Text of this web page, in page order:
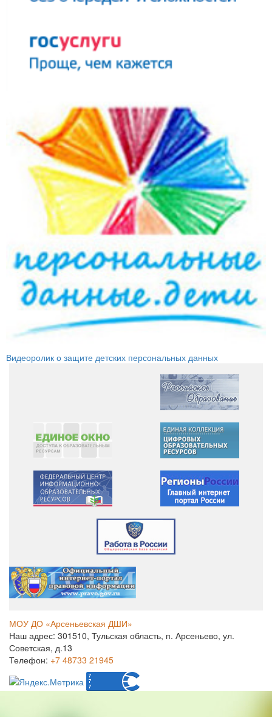
Видеоролик о защите детских персональных данных
МОУ ДО «Арсеньевская ДШИ»
Наш адрес: 301510, Тульская область, п. Арсеньево, ул.
Советская, д.13
Телефон: +7 48733 21945